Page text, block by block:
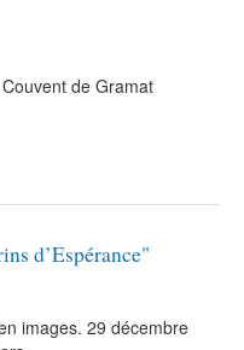
de Gramat
d’Espérance"
images. 29 décembre